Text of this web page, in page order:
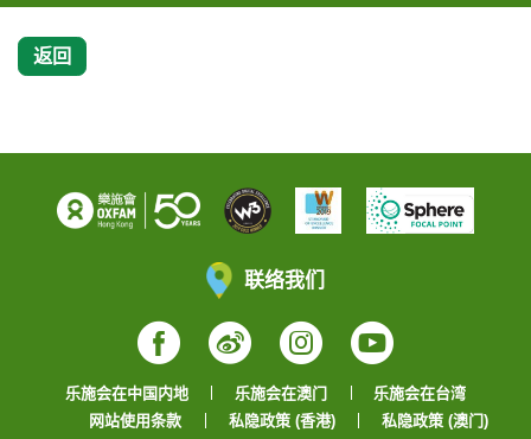
返回
联络我们
Facebook
WeiboInstagram
YouTube
乐施会在中国内地 乐施会在澳门
乐施会在台湾
网站使用条款
私隐政策 (香港) 私隐政策 (澳门)